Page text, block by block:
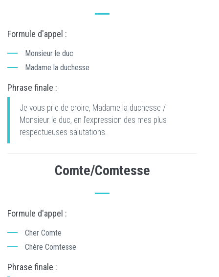
Formule d'appel :
Monsieur le duc
Madame la duchesse
Phrase finale :
Je vous prie de croire, Madame la duchesse /
Monsieur le duc, en l'expression des mes plus
respectueuses salutations.
Comte/Comtesse
Formule d'appel :
Cher Comte
Chère Comtesse
Phrase finale :